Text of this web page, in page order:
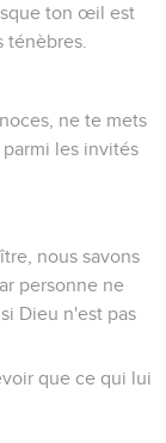
ton œil est
ténèbres.
ne te mets
les invités
nous savons
personne ne
Dieu n'est pas
que ce qui lui